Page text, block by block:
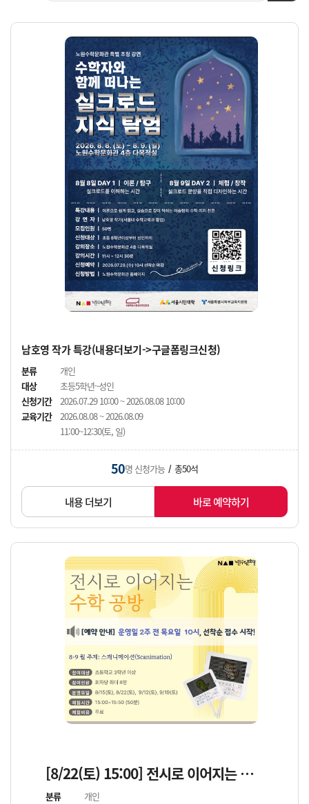
남호영 작가 특강(내용더보기->구글폼링크신청)
분류
개인
대상
초등5학년~성인
신청기간
2026.07.29 10:00 ~ 2026.08.08 10:00
교육기간
2026.08.08 ~ 2026.08.09
11:00~12:30(토, 일)
50명 신청가능 / 총50석
내용 더보기 바로 예약하기
[8/22(토) 15:00] 전시로 이어지는 수학 공방
분류
개인